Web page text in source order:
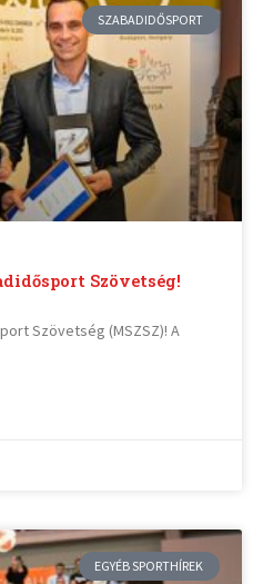
SZABADIDŐSPORT
Szövetség!
Szövetség (MSZSZ)! A
EGYÉB SPORTHÍREK